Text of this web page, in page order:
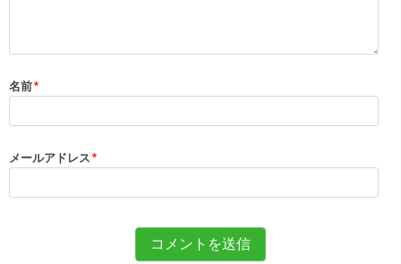
名前*
メールアドレス *